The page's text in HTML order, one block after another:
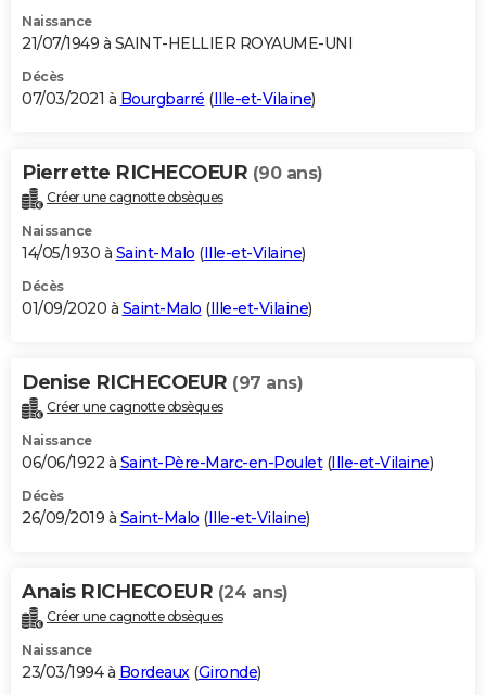
Naissance
21/07/1949 à SAINT-HELLIER ROYAUME-UNI
Décès
07/03/2021 à Bourgbarré (Ille-et-Vilaine)
Pierrette RICHECOEUR (90 ans)
Créer une cagnotte obsèques
Naissance
14/05/1930 à Saint-Malo (Ille-et-Vilaine)
Décès
01/09/2020 à Saint-Malo (Ille-et-Vilaine)
Denise RICHECOEUR (97 ans)
Créer une cagnotte obsèques
Naissance
06/06/1922 à Saint-Père-Marc-en-Poulet(Ille-et-Vilaine)
Décès
26/09/2019 à Saint-Malo (Ille-et-Vilaine)
Anais RICHECOEUR (24 ans)
Créer une cagnotte obsèques
Naissance
23/03/1994 à Bordeaux(Gironde)